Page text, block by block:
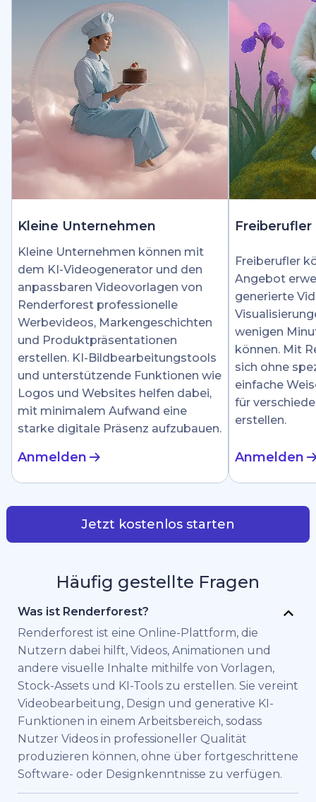
Kleine Unternehmen
Kleine Unternehmen können mit
dem KI-Videogenerator und den
anpassbaren Videovorlagen von
Renderforest professionelle
Werbevideos, Markengeschichten
und Produktpräsentationen
erstellen. KI-Bildbearbeitungstools
und unterstützende Funktionen wie
Logos und Websites helfen dabei,
mit minimalem Aufwand eine
starke digitale Präsenz aufzubauen.
Anmelden
Freiberufler
Freiberufler
Angebot
generierte
wenigen
können. Mit
sich ohne
einfache
für
erstellen.
Anmelden
Jetzt kostenlos starten
Häufig gestellte Fragen
Was ist Renderforest?
Renderforest ist eine Online-Plattform, die
Nutzern dabei hilft, Videos, Animationen und
andere visuelle Inhalte mithilfe von Vorlagen,
Stock-Assets und KI-Tools zu erstellen. Sie vereint
Videobearbeitung, Design und generative KI-
Funktionen in einem Arbeitsbereich, sodass
Nutzer Videos in professioneller Qualität
produzieren können, ohne über fortgeschrittene
Software- oder Designkenntnisse zu verfügen.